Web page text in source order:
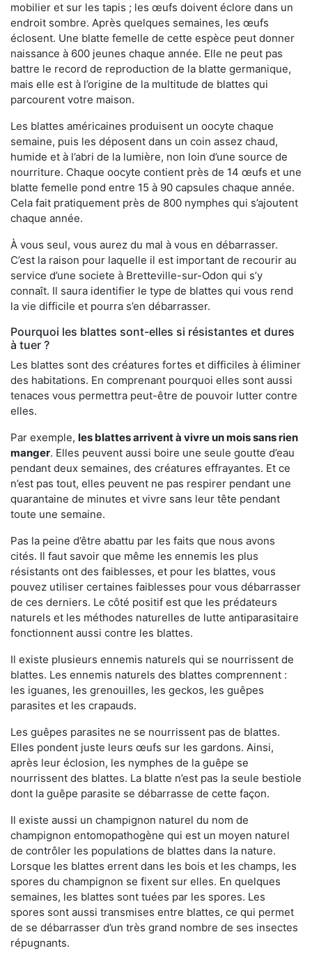
mobilier et sur les tapis ; les œufs doivent éclore dans un
endroit sombre. Après quelques semaines, les œufs
éclosent. Une blatte femelle de cette espèce peut donner
naissance à 600 jeunes chaque année. Elle ne peut pas
battre le record de reproduction de la blatte germanique,
mais elle est à l’origine de la multitude de blattes qui
parcourent votre maison.
Les blattes américaines produisent un oocyte chaque
semaine, puis les déposent dans un coin assez chaud,
humide et à l’abri de la lumière, non loin d’une source de
nourriture. Chaque oocyte contient près de 14 œufs et une
blatte femelle pond entre 15 à 90 capsules chaque année.
Cela fait pratiquement près de 800 nymphes qui s’ajoutent
chaque année.
À vous seul, vous aurez du mal à vous en débarrasser.
C’est la raison pour laquelle il est important de recourir au
service d’une societe à Bretteville-sur-Odon qui s’y
connaît. Il saura identifier le type de blattes qui vous rend
la vie difficile et pourra s’en débarrasser.
Pourquoi les blattes sont-elles si résistantes et dures
à tuer ?
Les blattes sont des créatures fortes et difficiles à éliminer
des habitations. En comprenant pourquoi elles sont aussi
tenaces vous permettra peut-être de pouvoir lutter contre
elles.
Par exemple, les blattes arrivent à vivre un mois sans rien
manger. Elles peuvent aussi boire une seule goutte d’eau
pendant deux semaines, des créatures effrayantes. Et ce
n’est pas tout, elles peuvent ne pas respirer pendant une
quarantaine de minutes et vivre sans leur tête pendant
toute une semaine.
Pas la peine d’être abattu par les faits que nous avons
cités. Il faut savoir que même les ennemis les plus
résistants ont des faiblesses, et pour les blattes, vous
pouvez utiliser certaines faiblesses pour vous débarrasser
de ces derniers. Le côté positif est que les prédateurs
naturels et les méthodes naturelles de lutte antiparasitaire
fonctionnent aussi contre les blattes.
Il existe plusieurs ennemis naturels qui se nourrissent de
blattes. Les ennemis naturels des blattes comprennent :
les iguanes, les grenouilles, les geckos, les guêpes
parasites et les crapauds.
Les guêpes parasites ne se nourrissent pas de blattes.
Elles pondent juste leurs œufs sur les gardons. Ainsi,
après leur éclosion, les nymphes de la guêpe se
nourrissent des blattes. La blatte n’est pas la seule bestiole
dont la guêpe parasite se débarrasse de cette façon.
Il existe aussi un champignon naturel du nom de
champignon entomopathogène qui est un moyen naturel
de contrôler les populations de blattes dans la nature.
Lorsque les blattes errent dans les bois et les champs, les
spores du champignon se fixent sur elles. En quelques
semaines, les blattes sont tuées par les spores. Les
spores sont aussi transmises entre blattes, ce qui permet
de se débarrasser d’un très grand nombre de ses insectes
répugnants.